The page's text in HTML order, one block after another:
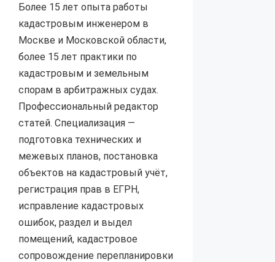
Более 15 лет опыта работы
кадастровым инженером в
Москве и Московской области,
более 15 лет практики по
кадастровым и земельным
спорам в арбитражных судах.
Профессиональный редактор
статей. Специализация —
подготовка технических и
межевых планов, постановка
объектов на кадастровый учёт,
регистрация прав в ЕГРН,
исправление кадастровых
ошибок, раздел и выдел
помещений, кадастровое
сопровождение перепланировки